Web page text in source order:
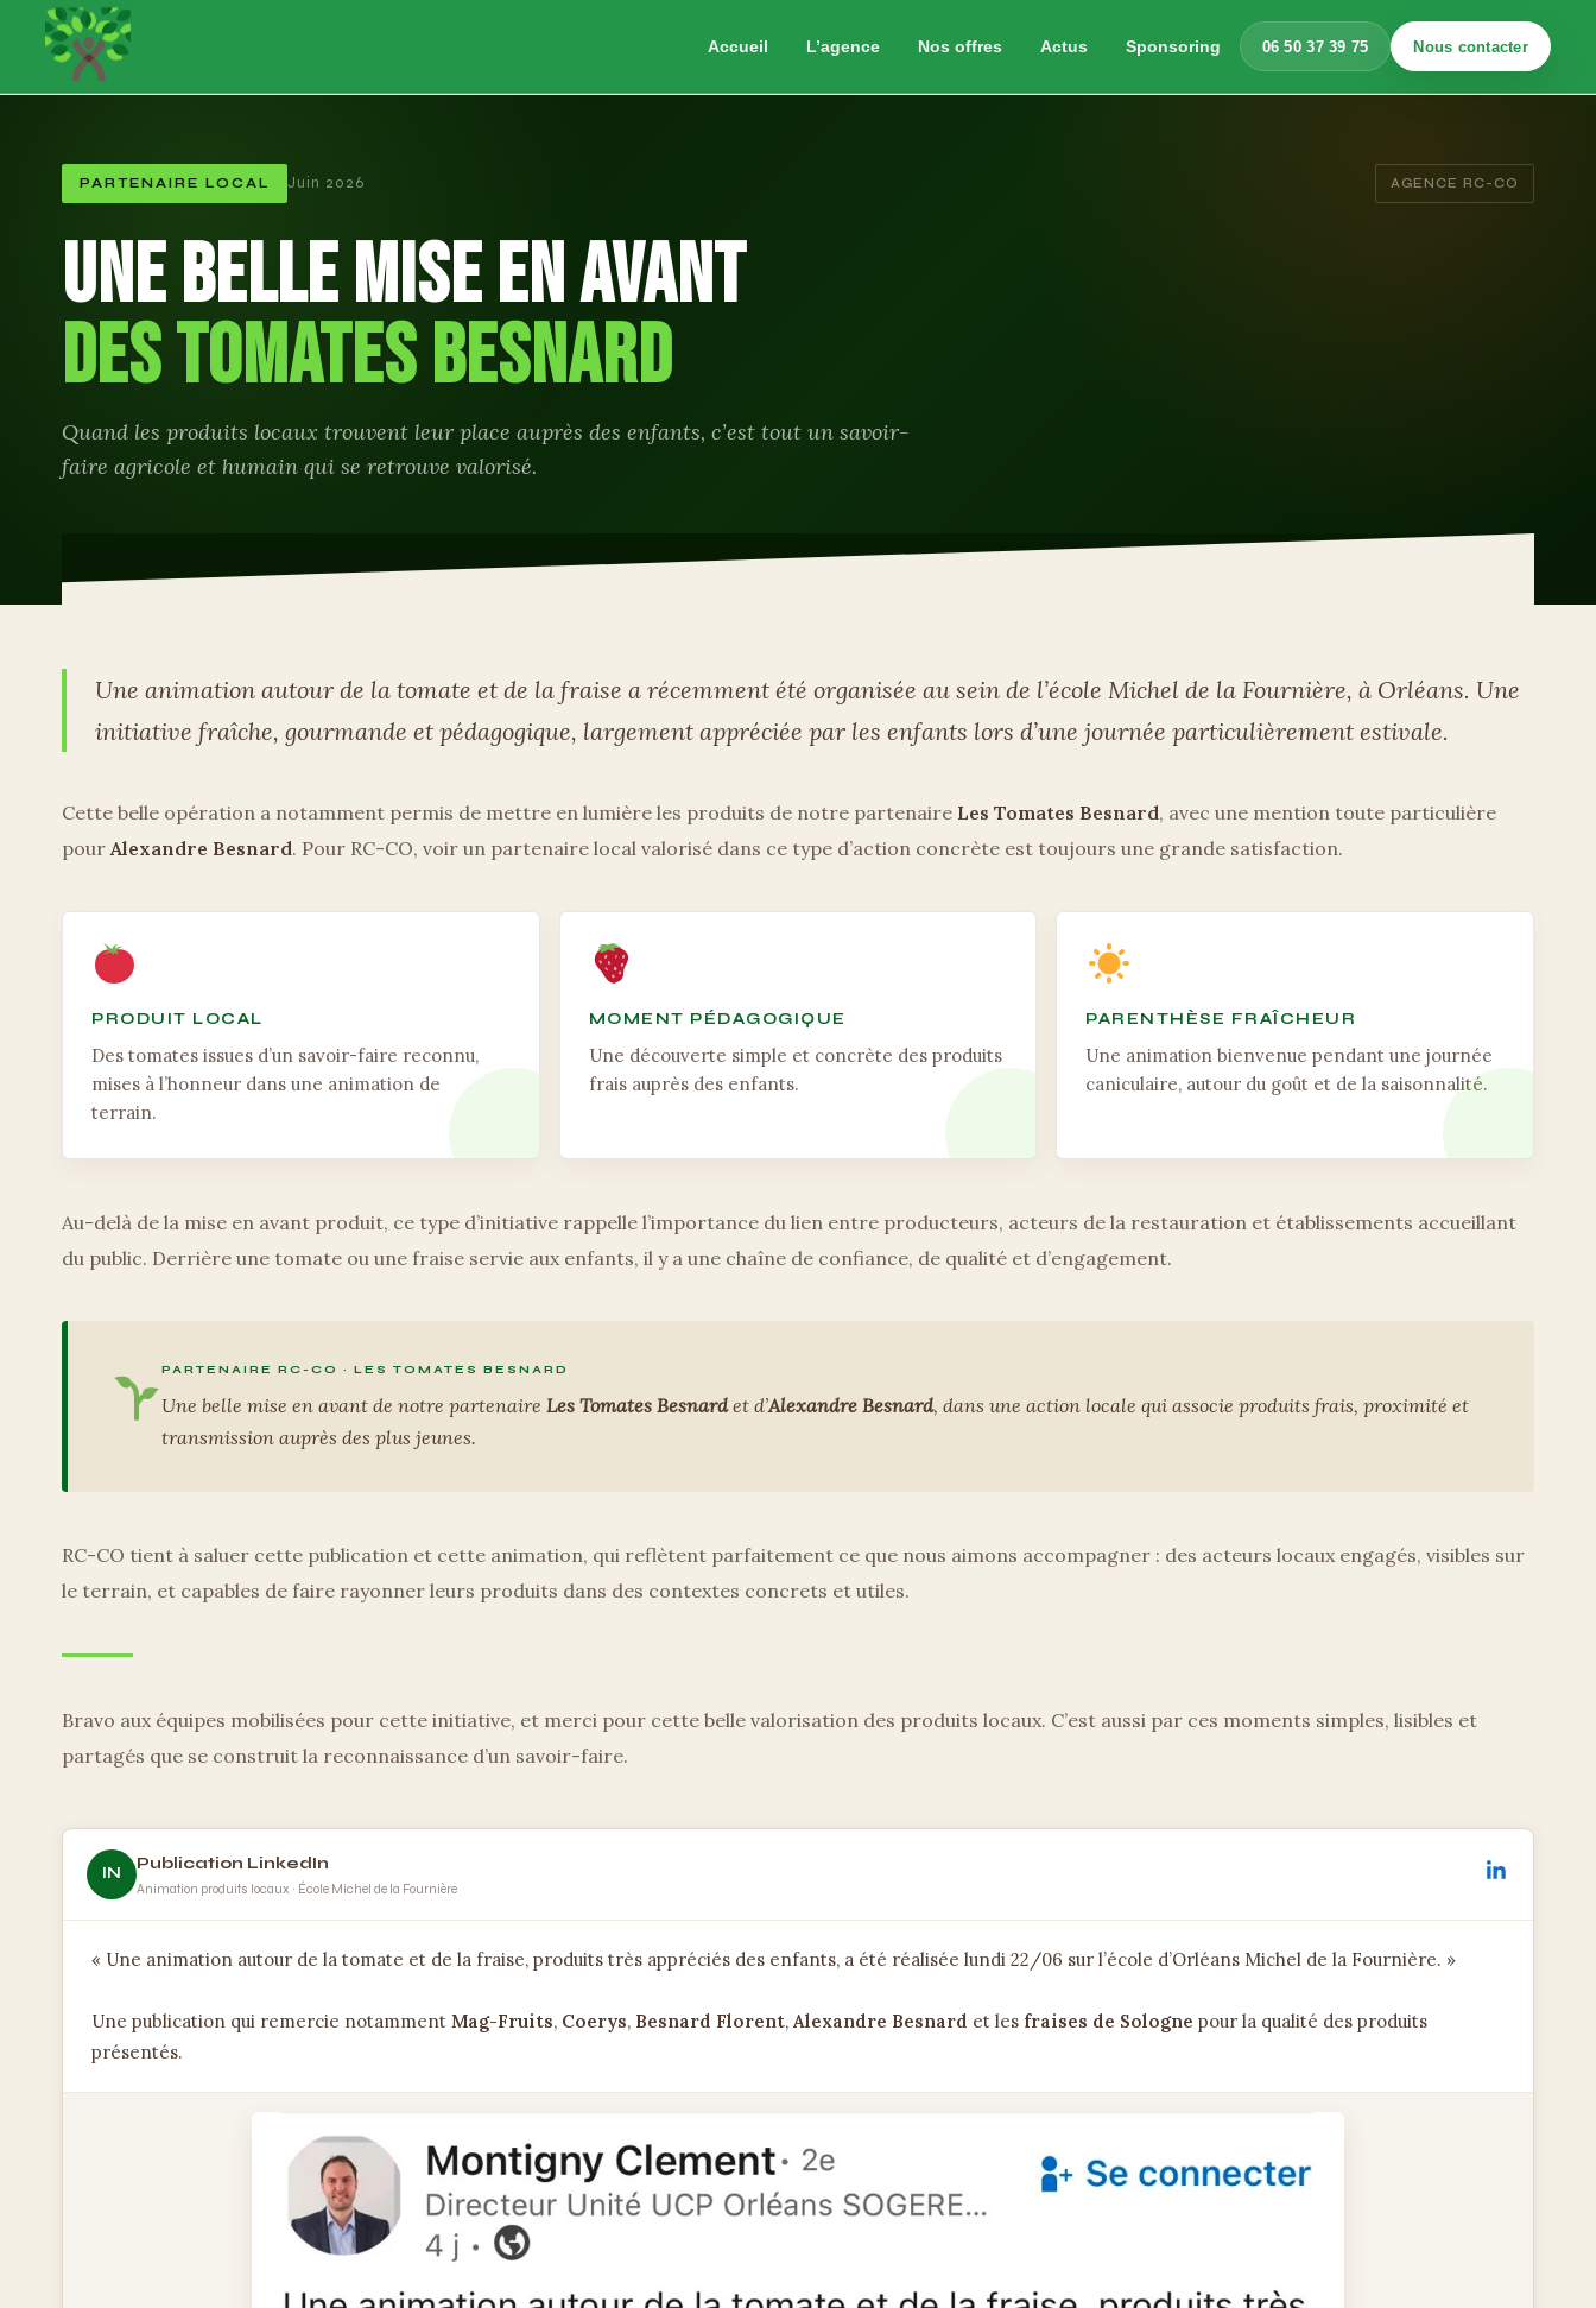
Accueil L’agence Nos offres Actus Sponsoring 06 50 37 39 75 Nous contacter
PARTENAIRE LOCAL Juin 2026 AGENCE RC-CO
Une belle mise en avant
des Tomates Besnard
Quand les produits locaux trouvent leur place auprès des enfants, c’est tout un savoir-
faire agricole et humain qui se retrouve valorisé.
Une animation autour de la tomate et de la fraise a récemment été organisée au sein de l’école Michel de la Fournière, à Orléans. Une
initiative fraîche, gourmande et pédagogique, largement appréciée par les enfants lors d’une journée particulièrement estivale.
Cette belle opération a notamment permis de mettre en lumière les produits de notre partenaire Les Tomates Besnard, avec une mention toute particulière
pourAlexandre Besnard. Pour RC-CO, voir un partenaire local valorisé dans ce type d’action concrète est toujours une grande satisfaction.
PRODUIT LOCAL
Des tomates issues d’un savoir-faire reconnu,
mises à l’honneur dans une animation de
terrain.
MOMENT PÉDAGOGIQUE
Une découverte simple et concrète des produits
frais auprès des enfants.
PARENTHÈSE FRAÎCHEUR
Une animation bienvenue pendant une journée
caniculaire, autour du goût et de la saisonnalité.
Au-delà de la mise en avant produit, ce type d’initiative rappelle l’importance du lien entre producteurs, acteurs de la restauration et établissements accueillant
du public. Derrière une tomate ou une fraise servie aux enfants, il y a une chaîne de confiance, de qualité et d’engagement.
PARTENAIRE RC-CO · LES TOMATES BESNARD
Une belle mise en avant de notre partenaire Les Tomates Besnardet d’Alexandre Besnard, dans une action locale qui associe produits frais, proximité et
transmission auprès des plus jeunes.
RC-CO tient à saluer cette publication et cette animation, qui reflètent parfaitement ce que nous aimons accompagner : des acteurs locaux engagés, visibles sur
le terrain, et capables de faire rayonner leurs produits dans des contextes concrets et utiles.
Bravo aux équipes mobilisées pour cette initiative, et merci pour cette belle valorisation des produits locaux. C’est aussi par ces moments simples, lisibles et
partagés que se construit la reconnaissance d’un savoir-faire.
IN
Publication LinkedIn
Animation produits locaux · École Michel de la Fournière
« Une animation autour de la tomate et de la fraise, produits très appréciés des enfants, a été réalisée lundi 22/06 sur l’école d’Orléans Michel de la Fournière. »
Une publication qui remercie notamment Mag-Fruits, Coerys, Besnard Florent, Alexandre Besnard et les fraises de Sologne pour la qualité des produits
présentés.